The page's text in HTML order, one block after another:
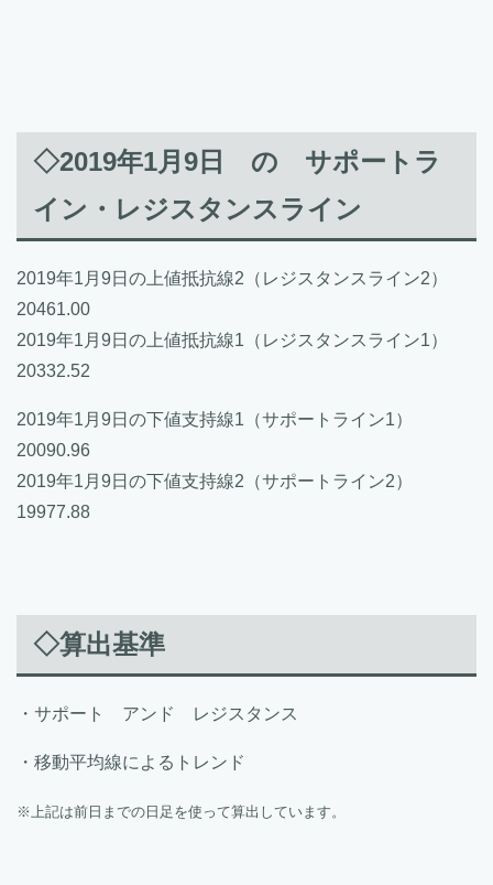
◇2019年1月9日 の サポートラ
イン・レジスタンスライン
2019年1月9日の上値抵抗線2（レジスタンスライン2）
20461.00
2019年1月9日の上値抵抗線1（レジスタンスライン1）
20332.52
2019年1月9日の下値支持線1（サポートライン1）
20090.96
2019年1月9日の下値支持線2（サポートライン2）
19977.88
◇算出基準
・サポート アンド レジスタンス
・移動平均線によるトレンド
※上記は前日までの日足を使って算出しています。